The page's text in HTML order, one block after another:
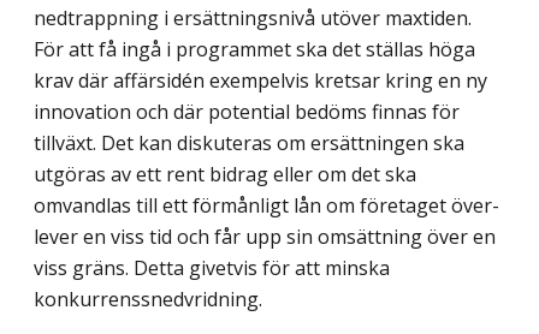
nedtrappning i ersättningsnivå utöver maxtiden.
För att få ingå i programmet ska det ställas höga
krav där affärsidén exempelvis kretsar kring en ny
innovation och där potential bedöms finnas för
tillväxt. Det kan diskuteras om ersättningen ska
utgöras av ett rent bidrag eller om det ska
omvandlas till ett förmånligt lån om företaget över­
lever en viss tid och får upp sin omsättning över en
viss gräns. Detta givetvis för att minska
konkurrenssnedvridning.